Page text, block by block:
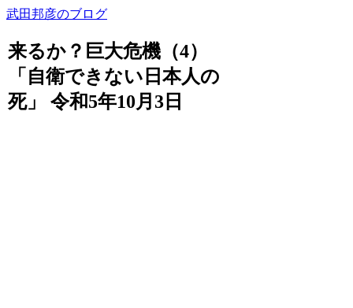
武田邦彦のブログ
来るか？巨大危機（4）
「自衛できない日本人の
死」 令和5年10月3日